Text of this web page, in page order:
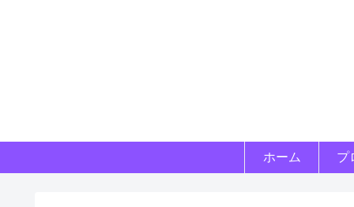
ホーム プ